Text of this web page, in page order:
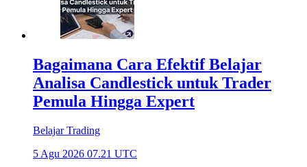
Bagaimana Cara Efektif Belajar
Analisa Candlestick untuk Trader
Pemula Hingga Expert
Belajar Trading
5 Agu 2026 07.21 UTC